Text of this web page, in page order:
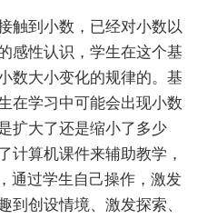
到小数，已经对小数以
感性认识，学生在这个基
数大小变化的规律的。基
在学习中可能会出现小数
扩大了还是缩小了多少
计算机课件来辅助教学，
通过学生自己操作，激发
到创设情境、激发探索、